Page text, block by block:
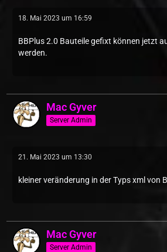
18. Mai 2023 um 16:59
BBPlus 2.0 Bauteile gefixt können jetzt
werden.
Mac Gyver
Server Admin
21. Mai 2023 um 13:30
kleiner veränderung in der Typs xml von
Mac Gyver
Server Admin